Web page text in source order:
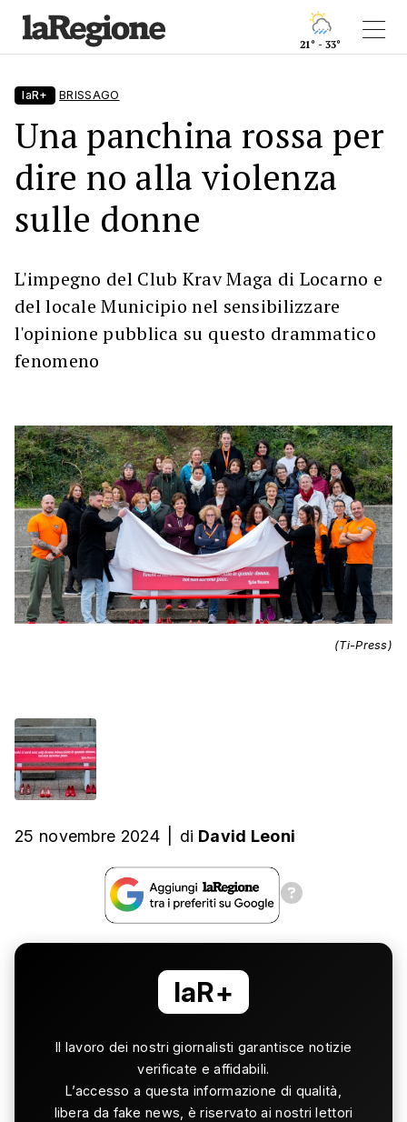
21° - 33°
laR+ BRISSAGO
Una panchina rossa per
dire no alla violenza
sulle donne
L'impegno del Club Krav Maga di Locarno e
del locale Municipio nel sensibilizzare
l'opinione pubblica su questo drammatico
fenomeno
(Ti-Press)
25 novembre 2024 di David Leoni
laR+
Il lavoro dei nostri giornalisti garantisce notizie
verificate e affidabili.
L’accesso a questa informazione di qualità,
libera da fake news, è riservato ai nostri lettori